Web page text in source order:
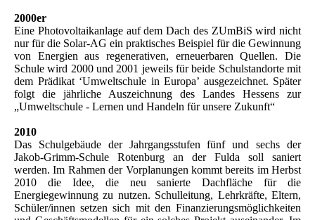
2000er
Eine Photovoltaikanlage auf dem Dach des ZUmBiS wird nicht
nur für die Solar-AG ein praktisches Beispiel für die Gewinnung
von Energien aus regenerativen, erneuerbaren Quellen. Die
Schule wird 2000 und 2001 jeweils für beide Schulstandorte mit
dem Prädikat ‘Umweltschule in Europa’ ausgezeichnet. Später
folgt die jährliche Auszeichnung des Landes Hessens zur
„Umweltschule - Lernen und Handeln für unsere Zukunft“
2010
Das Schulgebäude der Jahrgangsstufen fünf und sechs der
Jakob-Grimm-Schule Rotenburg an der Fulda soll saniert
werden. Im Rahmen der Vorplanungen kommt bereits im Herbst
2010 die Idee, die neu sanierte Dachfläche für die
Energiegewinnung zu nutzen. Schulleitung, Lehrkräfte, Eltern,
Schüler/innen setzen sich mit den Finanzierungsmöglichkeiten